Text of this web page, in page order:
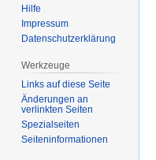
Hilfe
Impressum
Datenschutzerklärung
Werkzeuge
Links auf diese Seite
Änderungen an
verlinkten Seiten
Spezialseiten
Seiten­informationen